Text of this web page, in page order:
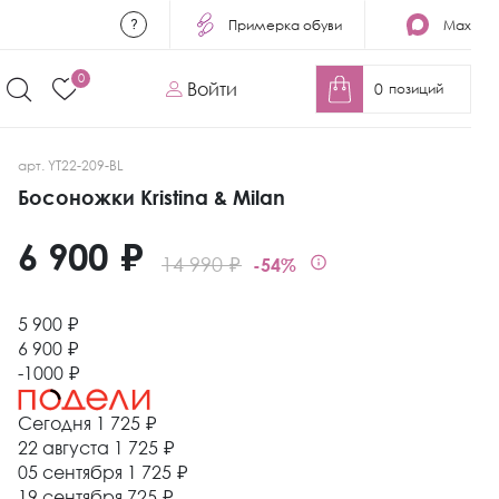
Примерка обуви Max
0
Войти 0 позиций
арт. YT22-209-BL
Босоножки Kristina & Milan
14 990 ₽ -54%
6 900 ₽
5 900 ₽
6 900 ₽
-1000 ₽
Сегодня 1 725 ₽
22 августа 1 725 ₽
05 сентября 1 725 ₽